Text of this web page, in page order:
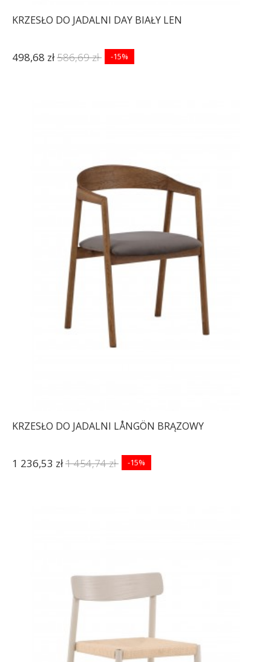
KRZESŁO DO JADALNI DAY BIAŁY LEN
498,68 zł586,69 zł -15%
KRZESŁO DO JADALNI LÅNGÖN BRĄZOWY
1 236,53 zł1 454,74 zł -15%